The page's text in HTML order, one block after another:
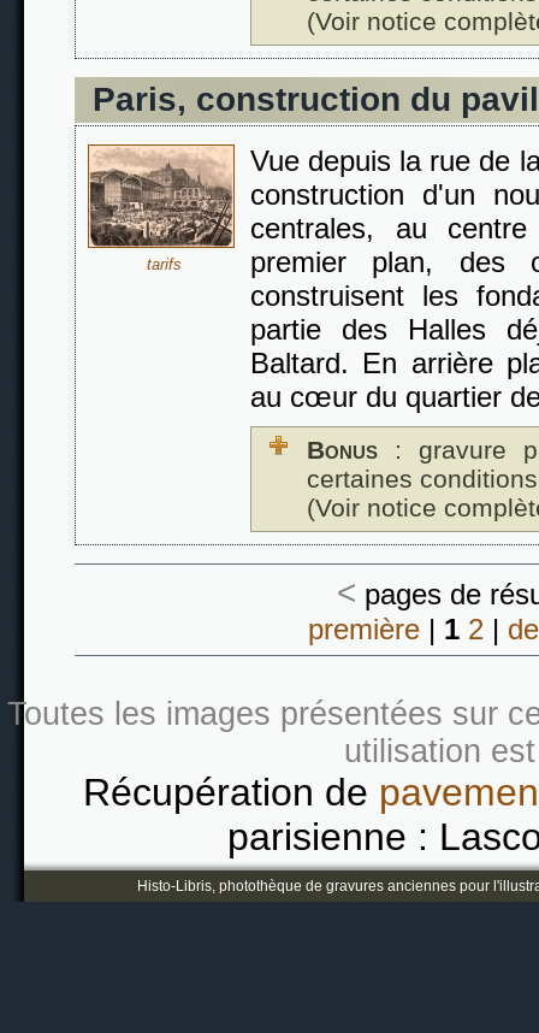
(Voir notice
Paris, construction du
tarifs
Vue depuis la rue de
construction d'un
centrales, au
premier plan, des
construisent les
partie des Halles
Baltard. En arrière
au cœur du quartier
Bonus : gravure
certaines
(Voir notice
< pages de
première | 1 2 |
Toutes les images présentées sur
utilisation
Récupération de
parisienne :
Histo-Libris, photothèque de gravures anciennes pour